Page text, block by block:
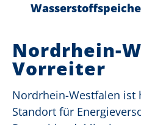
Nordrhein-
Vorreiter
Nordrhein-Westfalen ist
Standort für